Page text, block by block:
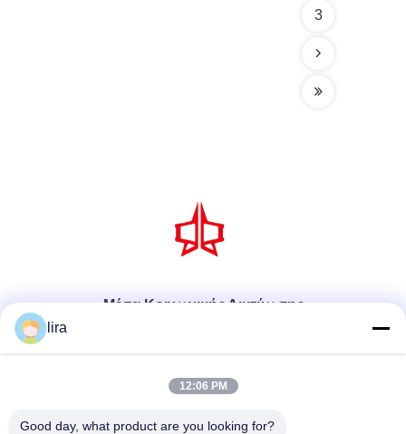
3
Μέσα Κοινωνικής Δικτύωσης
Γρήγορη επικοινωνία
Τηλ.
lira
12:06 PM
Good day, what product are you looking for?